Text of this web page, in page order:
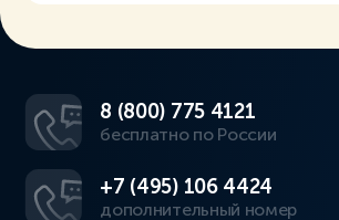
8 (800) 775 4121
бесплатно по России
+7 (495) 106 4424
дополнительный номер